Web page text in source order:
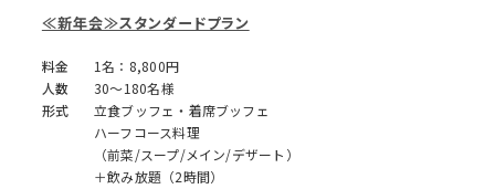
≪新年会≫スタンダードプラン
料金
1名：8,800円
人数
30～180名様
形式
立食ブッフェ・着席ブッフェ
ハーフコース料理
（前菜/スープ/メイン/デザート）
＋飲み放題（2時間）